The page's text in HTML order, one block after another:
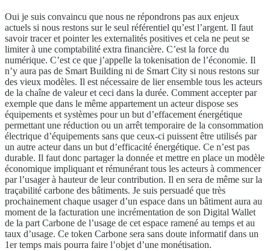
Oui je suis convaincu que nous ne répondrons pas aux enjeux
actuels si nous restons sur le seul référentiel qu’est l’argent. Il faut
savoir tracer et pointer les externalités positives et cela ne peut se
limiter à une comptabilité extra financière. C’est la force du
numérique. C’est ce que j’appelle la tokenisation de l’économie. Il
n’y aura pas de Smart Building ni de Smart City si nous restons sur
des vieux modèles. Il est nécessaire de lier ensemble tous les acteurs
de la chaîne de valeur et ceci dans la durée. Comment accepter par
exemple que dans le même appartement un acteur dispose ses
équipements et systèmes pour un but d’effacement énergétique
permettant une réduction ou un arrêt temporaire de la consommation
électrique d’équipements sans que ceux-ci puissent être utilisés par
un autre acteur dans un but d’efficacité énergétique. Ce n’est pas
durable. Il faut donc partager la donnée et mettre en place un modèle
économique impliquant et rémunérant tous les acteurs à commencer
par l’usager à hauteur de leur contribution. Il en sera de même sur la
traçabilité carbone des bâtiments. Je suis persuadé que très
prochainement chaque usager d’un espace dans un bâtiment aura au
moment de la facturation une incrémentation de son Digital Wallet
de la part Carbone de l’usage de cet espace ramené au temps et au
taux d’usage. Ce token Carbone sera sans doute informatif dans un
1er temps mais pourra faire l’objet d’une monétisation.